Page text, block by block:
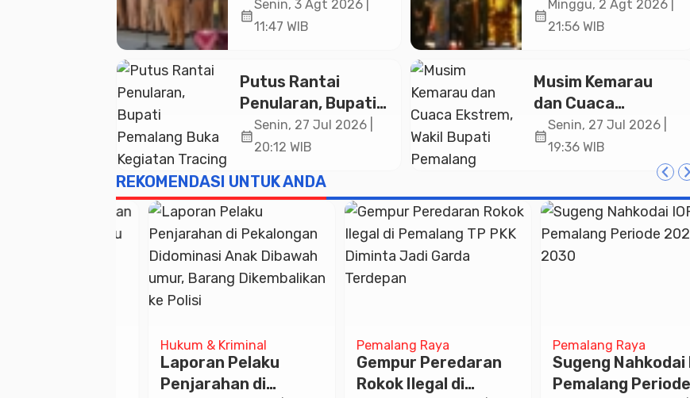
Pemalang
Tekankan Disiplin
Publik
calendar_month
Senin, 3 Agt 2026 |
11:47 WIB
Padati Kirab
Festival Kamir
calendar_month
Minggu, 2 Agt 2026 |
21:56 WIB
Putus Rantai
Penularan, Bupati
Pemalang Buka
Kegiatan Tracing
Mulyoharjo
calendar_month
Senin, 27 Jul 2026 |
20:12 WIB
Musim Kemarau
dan Cuaca
Ekstrem, Wakil
Bupati Pemalang
Kebakaran
calendar_month
Senin, 27 Jul 2026 |
19:36 WIB
REKOMENDASI UNTUK ANDA
Pemalang Raya
Gempur Peredaran
Rokok Ilegal di
Pemalang Raya
Sugeng Nahkodai IOF
Pemalang Periode
Pemalang Raya
Mudahkan
Masyarakat